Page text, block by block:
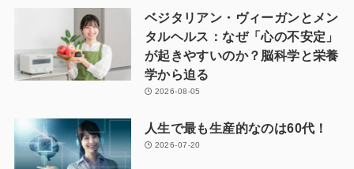
ベジタリアン・ヴィーガンとメン
タルヘルス：なぜ「心の不安定」
が起きやすいのか？脳科学と栄養
学から迫る
2026-08-05
人生で最も生産的なのは60代！
2026-07-20